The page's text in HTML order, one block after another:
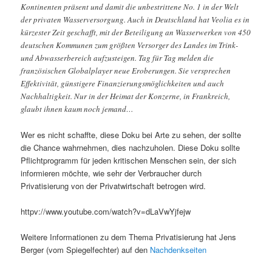
Kontinenten präsent und damit die unbestrittene No. 1 in der Welt
der privaten Wasserversorgung. Auch in Deutschland hat Veolia es in
kürzester Zeit geschafft, mit der Beteiligung an Wasserwerken von 450
deutschen Kommunen zum größten Versorger des Landes im Trink-
und Abwasserbereich aufzusteigen. Tag für Tag melden die
französischen Globalplayer neue Eroberungen. Sie versprechen
Effektivität, günstigere Finanzierungsmöglichkeiten und auch
Nachhaltigkeit. Nur in der Heimat der Konzerne, in Frankreich,
glaubt ihnen kaum noch jemand…
Wer es nicht schaffte, diese Doku bei Arte zu sehen, der sollte
die Chance wahrnehmen, dies nachzuholen. Diese Doku sollte
Pflichtprogramm für jeden kritischen Menschen sein, der sich
informieren möchte, wie sehr der Verbraucher durch
Privatisierung von der Privatwirtschaft betrogen wird.
httpv://www.youtube.com/watch?v=dLaVwYjfejw
Weitere Informationen zu dem Thema Privatisierung hat Jens
Berger (vom Spiegelfechter) auf den Nachdenkseiten